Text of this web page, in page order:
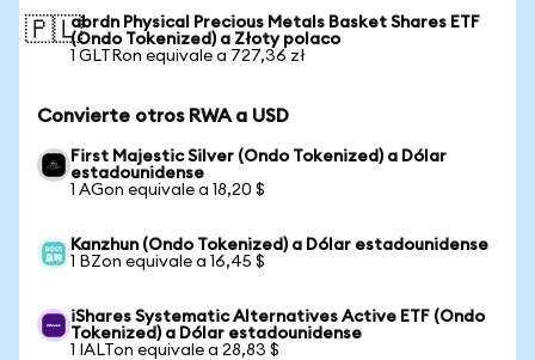
🇵🇱abrdn Physical Precious Metals Basket Shares ETF
(Ondo Tokenized) a Złoty polaco
1 GLTRon equivale a 727,36 zł
Convierte otros RWA a USD
First Majestic Silver (Ondo Tokenized) a Dólar
estadounidense
1 AGon equivale a 18,20 $
Kanzhun (Ondo Tokenized) a Dólar estadounidense
1 BZon equivale a 16,45 $
iShares Systematic Alternatives Active ETF (Ondo
Tokenized) a Dólar estadounidense
1 IALTon equivale a 28,83 $